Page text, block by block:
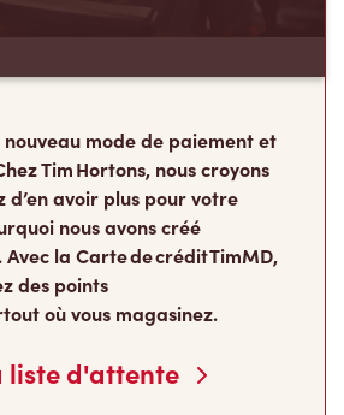
Tim Hortons, nous croyons
d’en avoir plus pour votre
nous avons créé
la Carte de crédit TimMD,
des points
où vous magasinez.
liste d'attente